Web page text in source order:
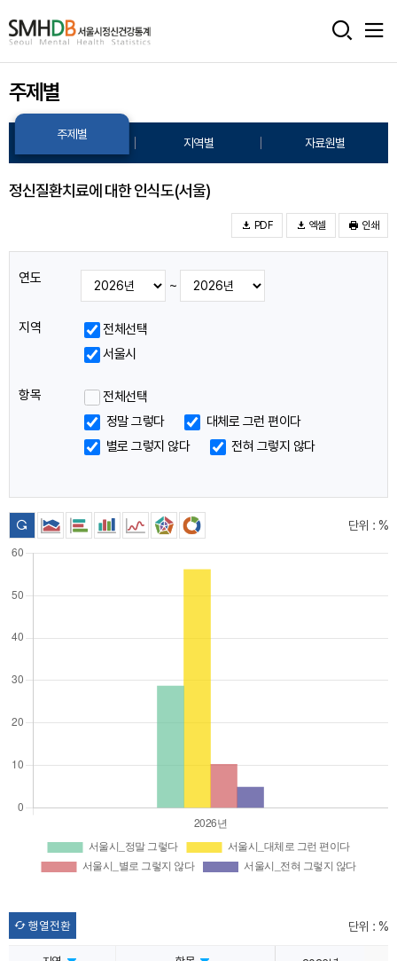
서
울
시
정
신
건
통
계
홈
로
주제별
주제별
지역별 자료원별
정신질환치료에 대한 인식도(서울)
PDF 엑셀 인쇄
연도 ~
지역
전체선택
서울시
항목
전체선택
정말 그렇다
대체로 그런 편이다
별로 그렇지 않다
전혀 그렇지 않다
단위 : %
행열전환 단위 : %